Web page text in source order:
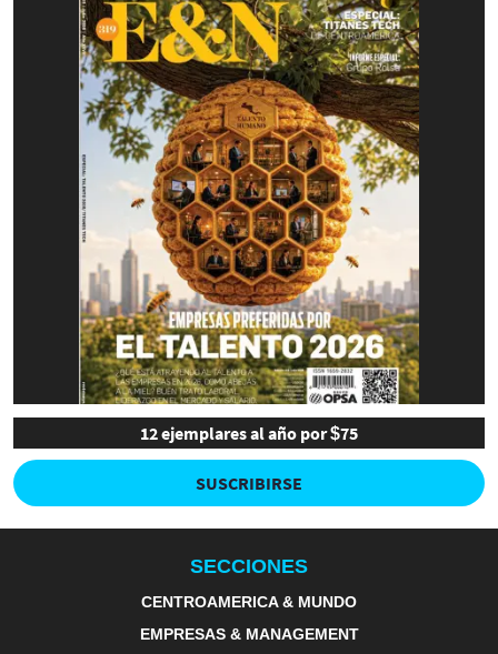
12 ejemplares al año por $75
SUSCRIBIRSE
SECCIONES
CENTROAMERICA & MUNDO
EMPRESAS & MANAGEMENT